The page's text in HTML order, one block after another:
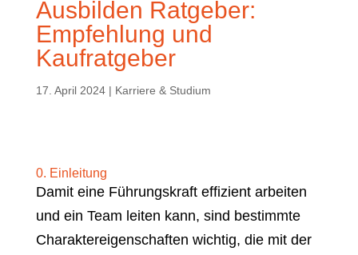
Ausbilden Ratgeber:
Empfehlung und
Kaufratgeber
17. April 2024| Karriere & Studium
0. Einleitung
Damit eine Führungskraft effizient arbeiten
und ein Team leiten kann, sind bestimmte
Charaktereigenschaften wichtig, die mit der